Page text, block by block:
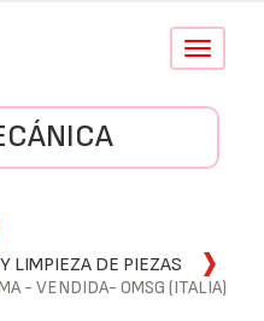
Conmutar
LIMPIEZA DE PIEZAS
- VENDIDA- OMSG (ITALIA)